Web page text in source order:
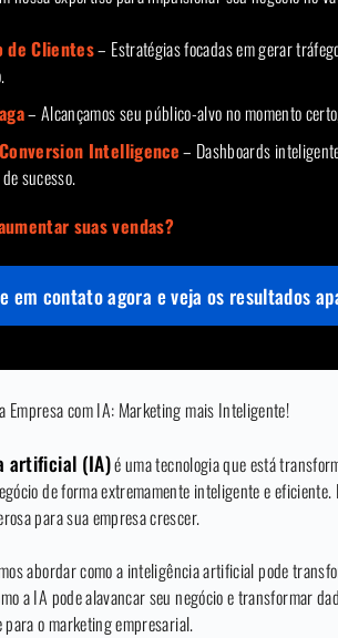
de Clientes– Estratégias focadas em gerar
– Alcançamos seu público-alvo no momento
Intelligence– Dashboards
sucesso.
suas vendas?
em contato agora e veja os resultados
Empresa com IA: Marketing mais Inteligente!
artificial (IA)é uma tecnologia que está
de forma extremamente inteligente e
para sua empresa crescer.
abordar como a inteligência artificial pode
a IA pode alavancar seu negócio e transformar
para o marketing empresarial.